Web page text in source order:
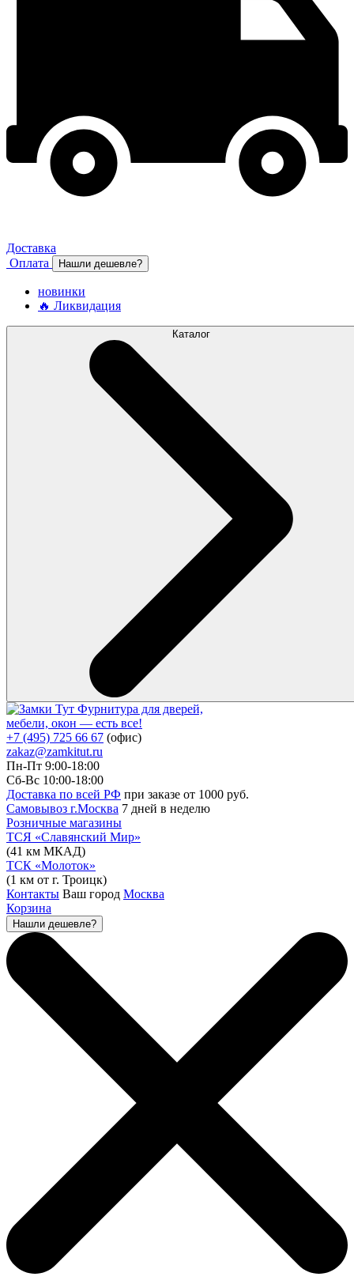
Доставка
Оплата
Нашли дешевле?
новинки
🔥 Ликвидация
Каталог
Фурнитура для дверей,
мебели, окон — есть все!
+7 (495) 725 66 67 (офис)
zakaz@zamkitut.ru
Пн-Пт 9:00-18:00
Сб-Вс 10:00-18:00
Доставка по всей РФ при заказе от 1000 руб.
Самовывоз г.Москва 7 дней в неделю
Розничные магазины
ТСЯ «Славянский Мир»
(41 км МКАД)
ТСК «Молоток»
(1 км от г. Троицк)
Контакты Ваш город Москва
Корзина
Нашли дешевле?